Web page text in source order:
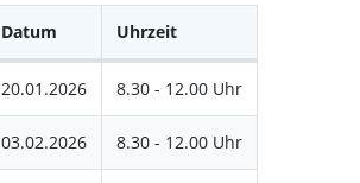
Datum Uhrzeit
20.01.2026 8.30 - 12.00 Uhr
03.02.2026 8.30 - 12.00 Uhr